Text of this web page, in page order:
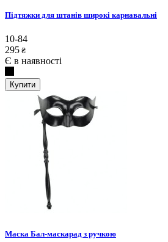
Підтяжки для штанів широкі карнавальні
10-84
295 ₴
Є в наявності
Купити
Маска Бал-маскарад з ручкою